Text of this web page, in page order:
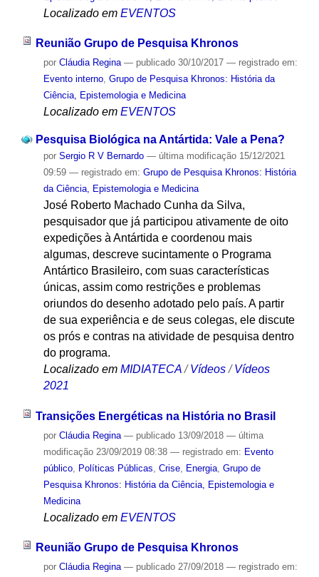
Localizado em EVENTOS
Reunião Grupo de Pesquisa Khronos
por Cláudia Regina — publicado30/10/2017 — registrado em:
Evento interno, Grupo de Pesquisa Khronos: História da
Ciência, Epistemologia e Medicina
Localizado em EVENTOS
Pesquisa Biológica na Antártida: Vale a Pena?
por Sergio R V Bernardo — última modificação15/12/2021
09:59 — registrado em: Grupo de Pesquisa Khronos: História
da Ciência, Epistemologia e Medicina
José Roberto Machado Cunha da Silva,
pesquisador que já participou ativamente de oito
expedições à Antártida e coordenou mais
algumas, descreve sucintamente o Programa
Antártico Brasileiro, com suas características
únicas, assim como restrições e problemas
oriundos do desenho adotado pelo país. A partir
de sua experiência e de seus colegas, ele discute
os prós e contras na atividade de pesquisa dentro
do programa.
Localizado em MIDIATECA /Vídeos /Vídeos
2021
Transições Energéticas na História no Brasil
por Cláudia Regina — publicado13/09/2018 — última
modificação23/09/2019 08:38 — registrado em: Evento
público, Políticas Públicas Crise, Energia, Grupo de
Pesquisa Khronos: História da Ciência, Epistemologia e
Medicina
Localizado em EVENTOS
Reunião Grupo de Pesquisa Khronos
por Cláudia Regina — publicado27/09/2018 — registrado em: